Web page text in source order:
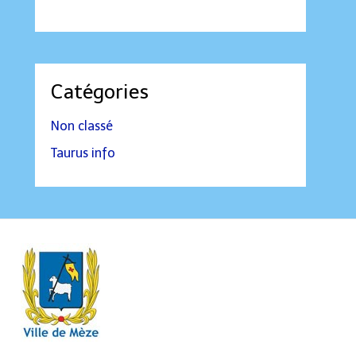
Catégories
Non classé
Taurus info